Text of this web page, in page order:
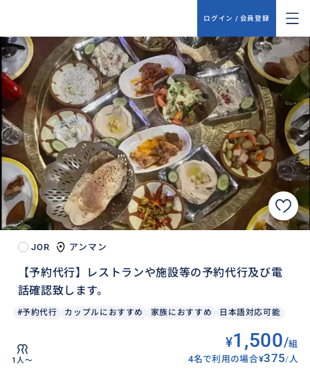
ログイン / 会員登録
JOR アンマン
【予約代行】レストランや施設等の予約代行及び電
話確認致します。
#予約代行 カップルにおすすめ 家族におすすめ 日本語対応可能
1人〜
¥1,500/組
4名で利用の場合¥375/人